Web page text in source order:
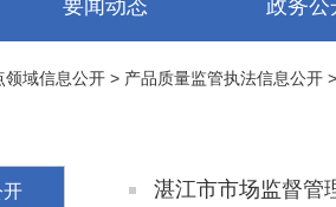
要闻动态 政务公
领域信息公开 > 产品质量监管执法信息公开 >
开 湛江市市场监督管